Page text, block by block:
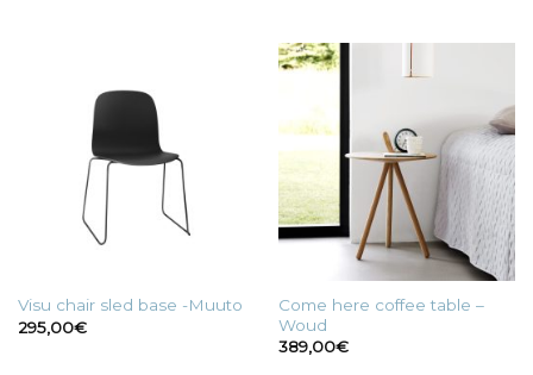
395,00€
Visu chair sled base -Muuto
295,00€
Come here coffee table –
Woud
389,00€